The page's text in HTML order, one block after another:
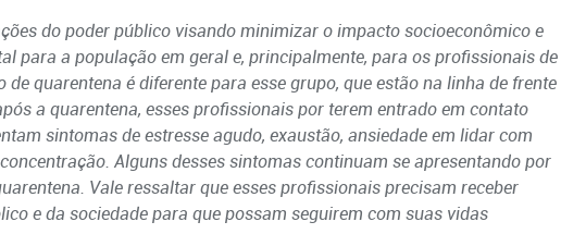
do poder público visando minimizar o impacto socioeconômico e
para a população em geral e, principalmente, para os profissionais de
quarentena é diferente para esse grupo, que estão na linha de frente
a quarentena, esses profissionais por terem entrado em contato
sintomas de estresse agudo, exaustão, ansiedade em lidar com
Alguns desses sintomas continuam se apresentando por
Vale ressaltar que esses profissionais precisam receber
e da sociedade para que possam seguirem com suas vidas